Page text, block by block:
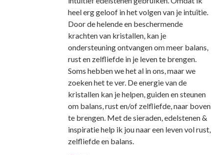
heel erg geloof in het volgen van je intuïtie.
Door de helende en beschermende
krachten van kristallen, kan je
ondersteuning ontvangen om meer balans,
rust en zelfliefde in je leven te brengen.
Soms hebben we het al in ons, maar we
zoeken het te ver. De energie van de
kristallen kan je helpen, guiden en steunen
om balans, rust en/of zelfliefde, naar boven
te brengen. Met de sieraden, edelstenen &
inspiratie help ik jou naar een leven vol rust,
zelfliefde en balans.